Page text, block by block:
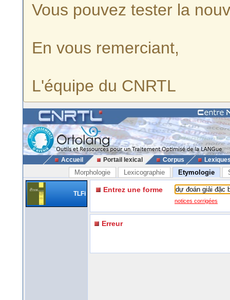
Vous pouvez tester la
En vous remerciant,
L'équipe du CNRTL
Accueil Portail lexical Corpus
Morphologie Lexicographie Etymologie
TLFi Entrez une forme
notices corrigées
Erreur